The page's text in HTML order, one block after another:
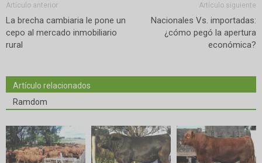
Artículo anterior
La brecha cambiaria le pone un
cepo al mercado inmobiliario
rural
Artículo siguiente
Nacionales Vs. importadas:
¿cómo pegó la apertura
económica?
Artículo relacionados
Ramdom